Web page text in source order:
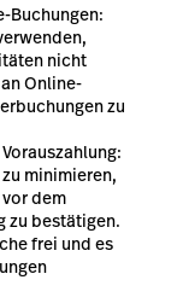
Buchungen:
nicht
Online-
zu
minimieren,
dem
zu bestätigen.
frei und es